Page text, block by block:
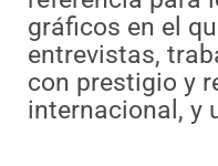
gráficos en el
entrevistas,
con prestigio y
internacional, y